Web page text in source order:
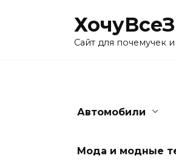
Сайт для почемучек
Автомобили
Мода и модные